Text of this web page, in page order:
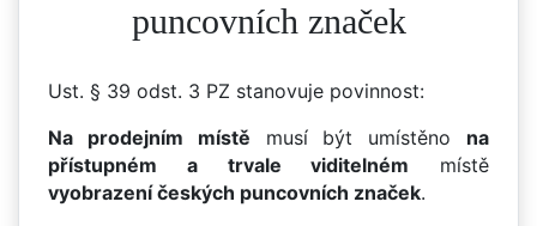
puncovních značek
Ust. § 39 odst. 3 PZ stanovuje povinnost:
Na prodejním místě musí být umístěno na
přístupném a trvale viditelném místě
vyobrazení českých puncovních značek.